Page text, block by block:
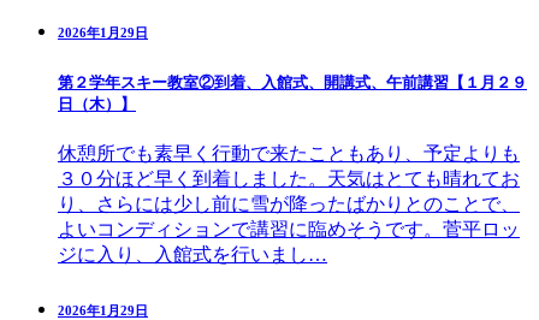
2026年1月29日
第２学年スキー教室②到着、入館式、開講式、午前講習【１月２９
日（木）】
休憩所でも素早く行動で来たこともあり、予定よりも
３０分ほど早く到着しました。天気はとても晴れてお
り、さらには少し前に雪が降ったばかりとのことで、
よいコンディションで講習に臨めそうです。菅平ロッ
ジに入り、入館式を行いまし…
2026年1月29日